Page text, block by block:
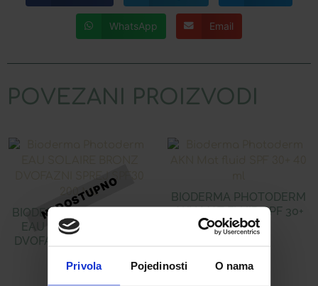
Privola Pojedinosti O nama
WhatsApp Email
POVEZANI PROIZVODI
BIODERMA PHOTODERM
EAU SOLAIRE BRONZ
DVOFAZNI SPREJ SPF30
BIODERMA PHOTODERM
AKN MAT FLUID SPF 30+
40 ML